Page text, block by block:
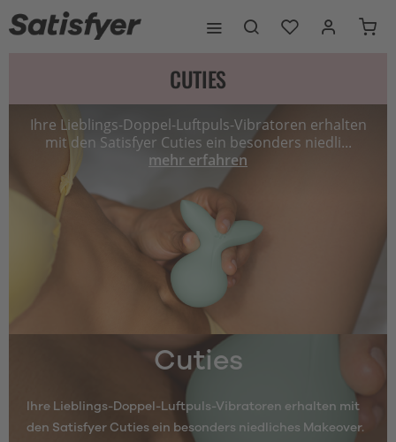
CUTIES
Ihre Lieblings-Doppel-Luftpuls-Vibratoren erhalten
mit den Satisfyer Cuties ein besonders niedli...
mehr erfahren
Cuties
Ihre Lieblings-Doppel-Luftpuls-Vibratoren erhalten mit
den Satisfyer Cuties ein besonders niedliches Makeover.